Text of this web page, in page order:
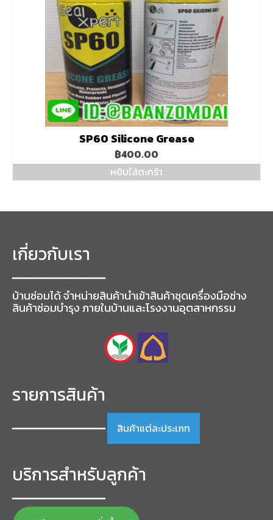
SP60 Silicone Grease
฿400.00
หยิบใส่ตะกร้า
เกี่ยวกับเรา
━━━━━━━━━━━━━━━━━
บ้านซ่อมได้ จำหน่ายสินค้านำเข้าสินค้าชุดเครื่องมือช่าง
สินค้าซ่อมบำรุง ภายในบ้านและโรงงานอุตสาหกรรม
รายการสินค้า
━━━━━━━━━━━━━━━━━ สินค้าแต่ละประเภท
บริการสำหรับลูกค้า
━━━━━━━━━━━━━━━━━